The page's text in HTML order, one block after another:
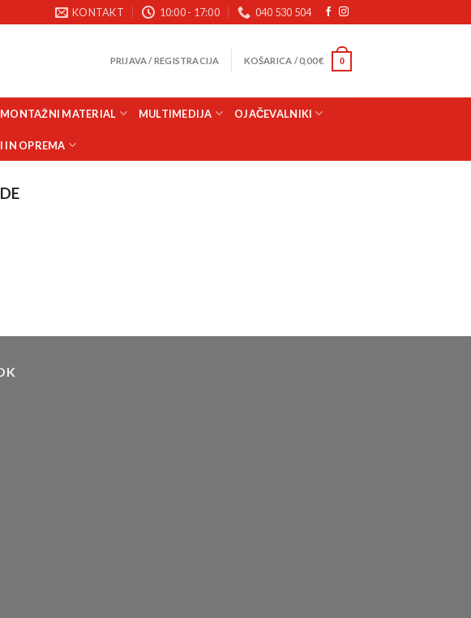
KONTAKT 10:00 - 17:00 040 530 504
PRIJAVA / REGISTRACIJA KOŠARICA /0,00€ 0
MONTAŽNI MATERIAL MULTIMEDIJA OJAČEVALNIKI
IN OPREMA